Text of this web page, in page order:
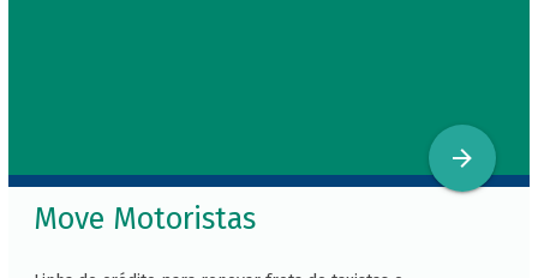
Move Motoristas